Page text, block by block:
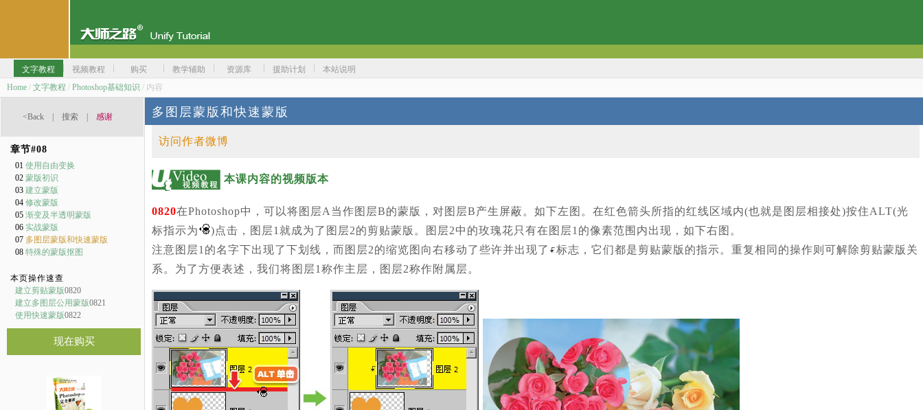
文字教程 视频教程 购买 教学辅助 资源库 援助计划
本站说明
Home / 文字教程 / Photoshop基础知识 / 内容
<Back 搜索 感谢
章节#08
01 使用自由变换
02 蒙版初识
03 建立蒙版
04 修改蒙版
05 渐变及半透明蒙版
06 实战蒙版
07 多图层蒙版和快速蒙版
08 特殊的蒙版抠图
本页操作速查
建立剪贴蒙版0820
建立多图层公用蒙版0821
使用快速蒙版0822
现在购买
多图层蒙版和快速蒙版
访问作者微博
本课内容的视频版本
0820在Photoshop中，可以将图层A当作图层B的蒙版，对图层B产生屏蔽。如下左图。在红色箭头所指的红线区域内(也就是图层相接处)按住ALT(光
标指示为
)点击，图层1就成为了图层2的剪贴蒙版。图层2中的玫瑰花只有在图层1的像素范围内出现，如下右图。
注意图层1的名字下出现了下划线，而图层2的缩览图向右移动了些许并出现了
标志，它们都是剪贴蒙版的指示。重复相同的操作则可解除剪贴蒙版关
系。为了方便表述，我们将图层1称作主层，图层2称作附属层。